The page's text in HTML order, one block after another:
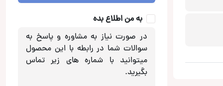
کانکشن
عدد
به من اطلاع بده
در صورت نیاز به مشاوره و پاسخ به
سوالات شما در رابطه با این محصول
میتوانید با شماره های زیر تماس
بگیرید.